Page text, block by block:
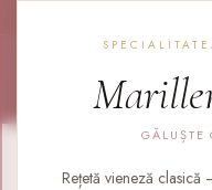
GĂLUȘTE
Rețetă vieneză